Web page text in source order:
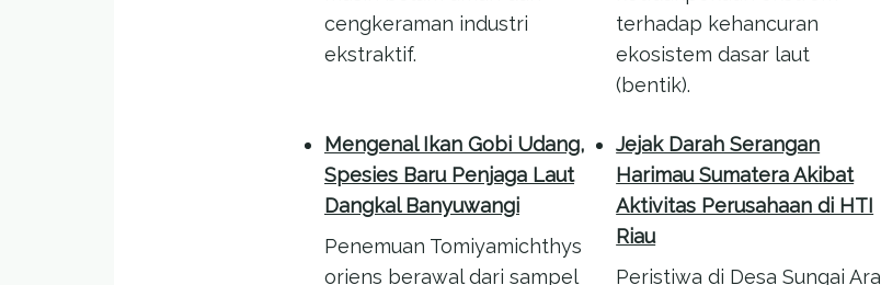
cengkeraman industri
ekstraktif.
terhadap kehancuran
ekosistem dasar laut
(bentik).
Mengenal Ikan Gobi Udang,
Spesies Baru Penjaga Laut
Dangkal Banyuwangi
Penemuan Tomiyamichthys
oriens berawal dari sampel
Jejak Darah Serangan
Harimau Sumatera Akibat
Aktivitas Perusahaan di HTI
Riau
Peristiwa di Desa Sungai Ara